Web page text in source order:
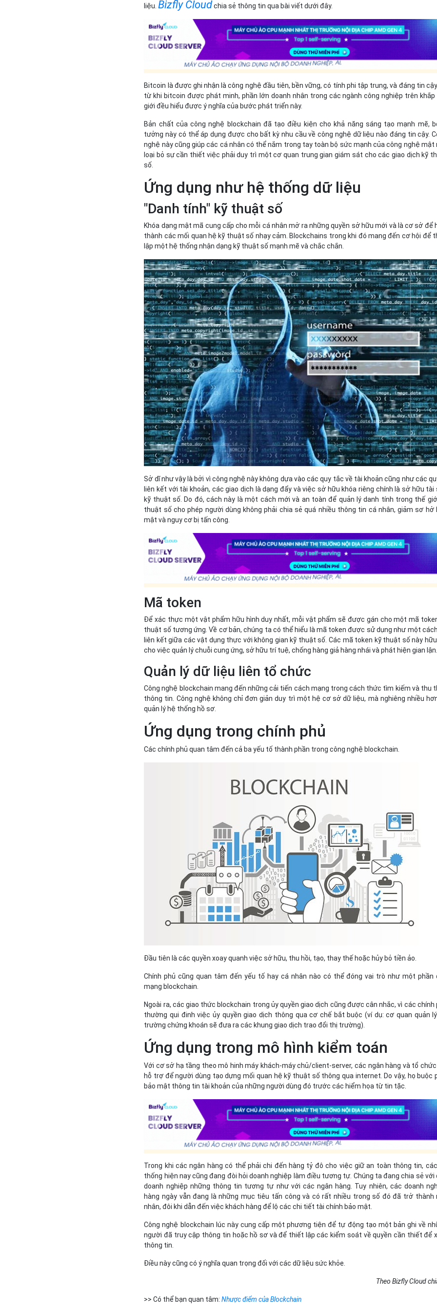
liệu.Bizfly Cloudchia sẻ thông tin qua bài viết dưới đây.
Bitcoin là được ghi nhận là công nghệ đầu tiên, bền vững, có tính phi tập trung, và đáng tin
từ khi bitcoin được phát minh, phần lớn doanh nhân trong các ngành công nghiệp trên khắp
giới đều hiểu được ý nghĩa của bước phát triển này.
Bản chất của công nghệ blockchain đã tạo điều kiện cho khả năng sáng tạo mạnh mẽ,
tưởng này có thể áp dụng được cho bất kỳ nhu cầu về công nghệ dữ liệu nào đáng tin cậy.
nghệ này cũng giúp các cá nhân có thể nắm trong tay toàn bộ sức mạnh của công nghệ mật
loại bỏ sự cần thiết việc phải duy trì một cơ quan trung gian giám sát cho các giao dịch kỹ
số.
Ứng dụng như hệ thống dữ liệu
"Danh tính" kỹ thuật số
Khóa dạng mật mã cung cấp cho mỗi cá nhân mở ra những quyền sở hữu mới và là cơ sở để
thành các mối quan hệ kỹ thuật số nhạy cảm. Blockchains trong khi đó mang đến cơ hội để
lập một hệ thống nhận dạng kỹ thuật số mạnh mẽ và chắc chắn.
Sở dĩ như vậy là bởi vì công nghệ này không dựa vào các quy tắc về tài khoản cũng như các
liên kết với tài khoản, các giao dịch là dạng đẩy và việc sở hữu khóa riêng chính là sở hữu tài
kỹ thuật số. Do đó, cách này là một cách mới và an toàn để quản lý danh tính trong thế
thuật số cho phép người dùng không phải chia sẻ quá nhiều thông tin cá nhân, giảm sơ hở
mật và nguy cơ bị tấn công.
Mã token
Để xác thực một vật phẩm hữu hình duy nhất, mỗi vật phẩm sẽ được gán cho một mã
thuật số tương ứng. Về cơ bản, chúng ta có thể hiểu là mã token được sử dụng như một
liên kết giữa các vật dụng thực với không gian kỹ thuật số. Các mã token kỹ thuật số này
cho việc quản lý chuỗi cung ứng, sở hữu trí tuệ, chống hàng giả hàng nhái và phát hiện gian lận.
Quản lý dữ liệu liên tổ chức
Công nghệ blockchain mang đến những cải tiến cách mạng trong cách thức tìm kiếm và thu
thông tin. Công nghệ không chỉ đơn giản duy trì một hệ cơ sở dữ liệu, mà nghiêng nhiều
quản lý hệ thống hồ sơ.
Ứng dụng trong chính phủ
Các chính phủ quan tâm đến cả ba yếu tố thành phần trong công nghệ blockchain.
Đầu tiên là các quyền xoay quanh việc sở hữu, thu hồi, tạo, thay thế hoặc hủy bỏ tiền ảo.
Chính phủ cũng quan tâm đến yếu tố hay cá nhân nào có thể đóng vai trò như một phần
mạng blockchain.
Ngoài ra, các giao thức blockchain trong ủy quyền giao dịch cũng được cân nhắc, vì các chính
thường qui đinh việc ủy quyền giao dịch thông qua cơ chế bắt buộc (ví dụ: cơ quan quản
trường chứng khoán sẽ đưa ra các khung giao dịch trao đổi thị trường).
Ứng dụng trong mô hình kiểm toán
Với cơ sở hạ tầng theo mô hinh máy khách-máy chủ/client-server, các ngân hàng và tổ
hỗ trợ để người dùng tạo dựng mối quan hệ kỹ thuật số thông qua internet. Do vậy, họ buộc
bảo mật thông tin tài khoản của những người dùng đó trước các hiểm họa từ tin tặc.
Trong khi các ngân hàng có thể phải chi đến hàng tỷ đô cho việc giữ an toàn thông tin,
thống hiện nay cũng đang đòi hỏi doanh nghiệp làm điều tương tự. Chúng ta đang chia sẻ với
doanh nghiệp những thông tin tương tự như với các ngân hàng. Tuy nhiên, các doanh
hàng ngày vẫn đang là những mục tiêu tấn công và có rất nhiều trong số đó đã trở thành
nhân, đôi khi dẫn đến việc khách hàng để lộ các chi tiết tài chính bảo mật.
Công nghệ blockchain lúc này cung cấp một phương tiện để tự động tạo một bản ghi về
người đã truy cập thông tin hoặc hồ sơ và để thiết lập các kiểm soát về quyền cần thiết để
thông tin.
Điều này cũng có ý nghĩa quan trọng đối với các dữ liệu sức khỏe.
Theo Bizfly Cloud
>> Có thể bạn quan tâm:Nhược điểm của Blockchain